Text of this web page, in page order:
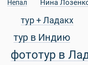
Непал Нина
тур + Ладакх
тур в Индию
фототур в